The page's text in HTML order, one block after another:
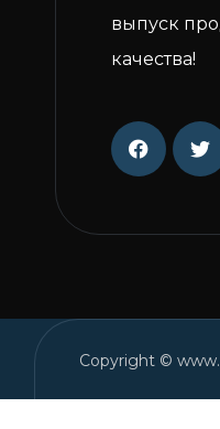
выпуск
качества!
Copyright ©